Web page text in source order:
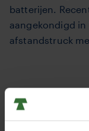
batterijen.
aangekondigd
afstandstruck
NMC: